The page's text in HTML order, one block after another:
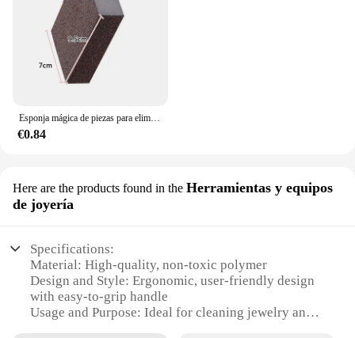
€0.84
Here are the products found in the Herramientas y equipos
de joyería
Specifications:
Material: High-quality, non-toxic polymer
Design and Style: Ergonomic, user-friendly design
with easy-to-grip handle
Usage and Purpose: Ideal for cleaning jewelry and